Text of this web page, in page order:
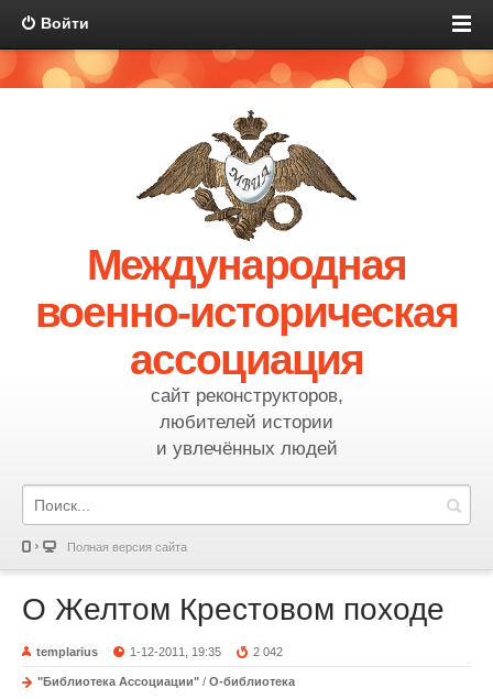
Войти
Международная
военно-историческая
ассоциация
сайт реконструкторов,
любителей истории
и увлечённых людей
Полная версия сайта
О Желтом Крестовом походе
templarius 1-12-2011, 19:35 2 042
"Библиотека Ассоциации" / О-библиотека